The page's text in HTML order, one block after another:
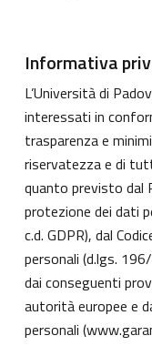
Informativa
L’Università di
interessati in
trasparenza e
riservatezza e di
quanto previsto dal
protezione dei dati
c.d. GDPR), dal
personali (d.lgs.
dai conseguenti
autorità europee e
personali (